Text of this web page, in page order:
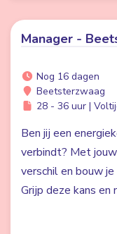
Manager -
Nog 16 dagen
Beetsterzwaag
28 - 36 uur |
Ben jij een
verbindt? Met
verschil en bouw
Grijp deze kans en